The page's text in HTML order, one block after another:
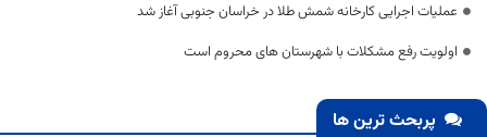
عملیات اجرایی کارخانه شمش طلا در خراسان جنوبی آغاز شد
اولویت رفع مشکلات با شهرستان های محروم است
پربحث ترین ها